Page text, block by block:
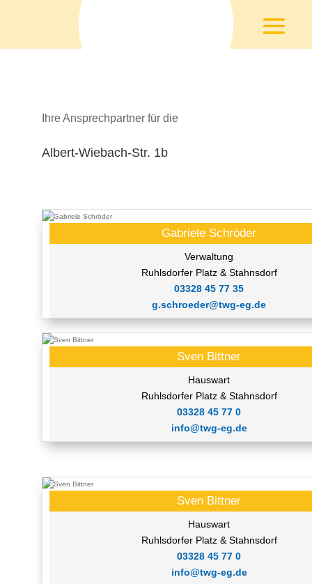
Ihre Ansprechpartner für die
Albert-Wiebach-Str. 1b
Gabriele Schröder
Verwaltung
Ruhlsdorfer Platz & Stahnsdorf
03328 45 77 35
g.schroeder@twg-eg.de
Sven Bittner
Hauswart
Ruhlsdorfer Platz & Stahnsdorf
03328 45 77 0
info@twg-eg.de
Sven Bittner
Hauswart
Ruhlsdorfer Platz & Stahnsdorf
03328 45 77 0
info@twg-eg.de